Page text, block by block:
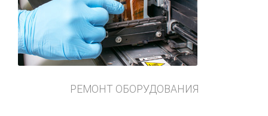
РЕМОНТ ОБОРУДОВАНИЯ